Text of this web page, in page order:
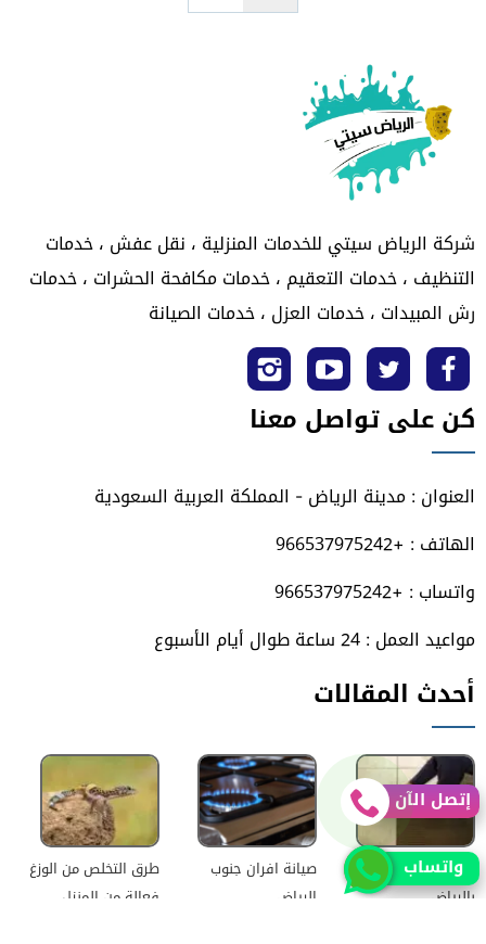
شركة الرياض سيتي للخدمات المنزلية ، نقل عفش ، خدمات
التنظيف ، خدمات التعقيم ، خدمات مكافحة الحشرات ، خدمات
رش المبيدات ، خدمات العزل ، خدمات الصيانة
تابعنا
على
فيسبوك
تابعنا
على
تويتر
تابعنا
على
يوتيوب
تابعنا
على
انستجرام
كن على تواصل معنا
العنوان : مدينة الرياض - المملكة العربية السعودية
الهاتف : +966537975242
واتساب : +966537975242
مواعيد العمل : 24 ساعة طوال أيام الأسبوع
أحدث المقالات
شركة تركيب سيراميك
بالرياض
صيانة افران جنوب
الرياض
طرق التخلص من الوزغ
فعالة من المنزل
إتصل الآن
واتساب